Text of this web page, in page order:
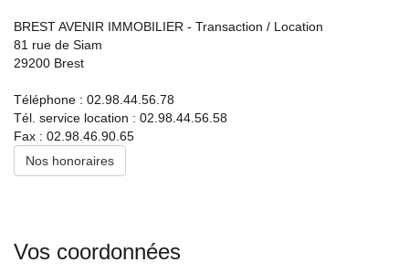
02 98 44 56 58
Gestion Locative
Syndic
02 98 44 56 78
Transaction
Actualités
Mon compte
BREST AVENIR IMMOBILIER - Transaction / Location
81 rue de Siam
29200 Brest
Téléphone : 02.98.44.56.78
Tél. service location : 02.98.44.56.58
Fax : 02.98.46.90.65
Nos honoraires
Vos coordonnées